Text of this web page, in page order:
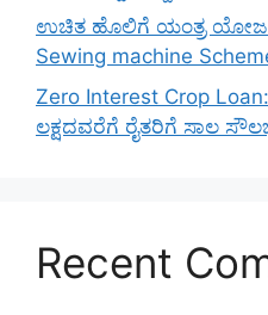
ಉಚಿತ ಹೊಲಿಗೆ ಯಂತ್ರ
Sewing machine
Zero Interest Crop
ಲಕ್ಷದವರೆಗೆ ರೈತರಿಗೆ ಸಾಲ
Recent